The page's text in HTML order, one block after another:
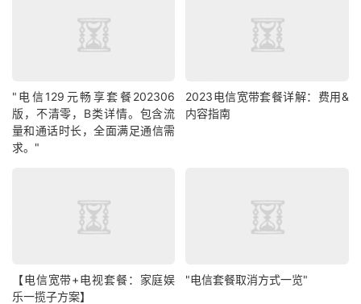
"电信129元畅享套餐202306
版，不清零，B类详情。包含流
量和通话时长，全面满足通信需
求。"
2023电信宽带套餐详解：费用&
内容指南
【电信宽带+电视套餐：家庭娱
乐一揽子方案】
"电信套餐取消方式一览"